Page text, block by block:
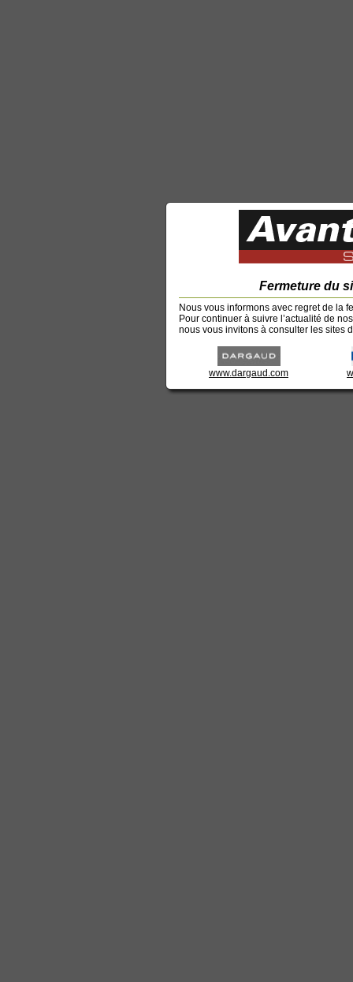
Fermeture du
Nous vous informons avec regret de la
Pour continuer à suivre l’actualité de
nous vous invitons à consulter les sites
www.dargaud.com